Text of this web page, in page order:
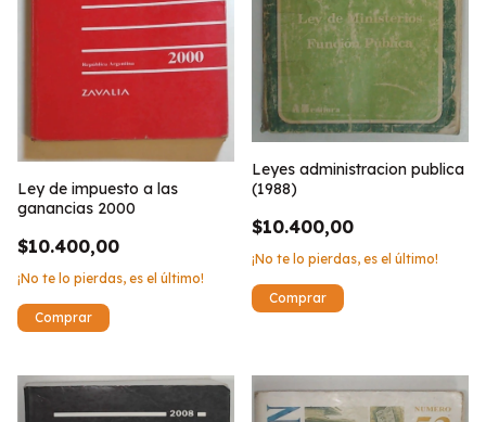
Ley de impuesto a las
ganancias 2000
$10.400,00
¡No te lo pierdas, es el último!
Leyes administracion publica
(1988)
$10.400,00
¡No te lo pierdas, es el último!